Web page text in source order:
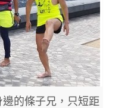
的條子兄，只短距